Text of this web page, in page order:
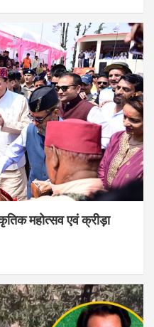
महोत्सव एवं क्रीड़ा